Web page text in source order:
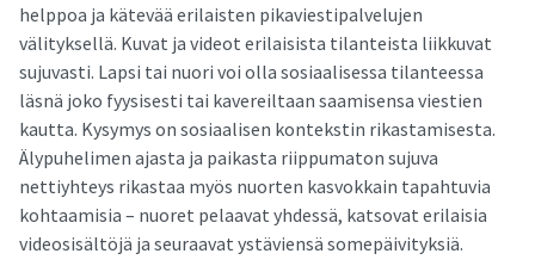
helppoa ja kätevää erilaisten pikaviestipalvelujen
välityksellä. Kuvat ja videot erilaisista tilanteista liikkuvat
sujuvasti. Lapsi tai nuori voi olla sosiaalisessa tilanteessa
läsnä joko fyysisesti tai kavereiltaan saamisensa viestien
kautta. Kysymys on sosiaalisen kontekstin rikastamisesta.
Älypuhelimen ajasta ja paikasta riippumaton sujuva
nettiyhteys rikastaa myös nuorten kasvokkain tapahtuvia
kohtaamisia – nuoret pelaavat yhdessä, katsovat erilaisia
videosisältöjä ja seuraavat ystäviensä somepäivityksiä.